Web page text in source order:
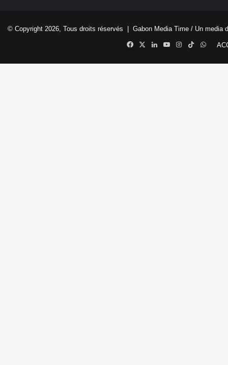
© Copyright 2026, Tous droits réservés | Gabon Media Time / Un media
Facebook
X LinkedinYouTubeInstagram
TikTok